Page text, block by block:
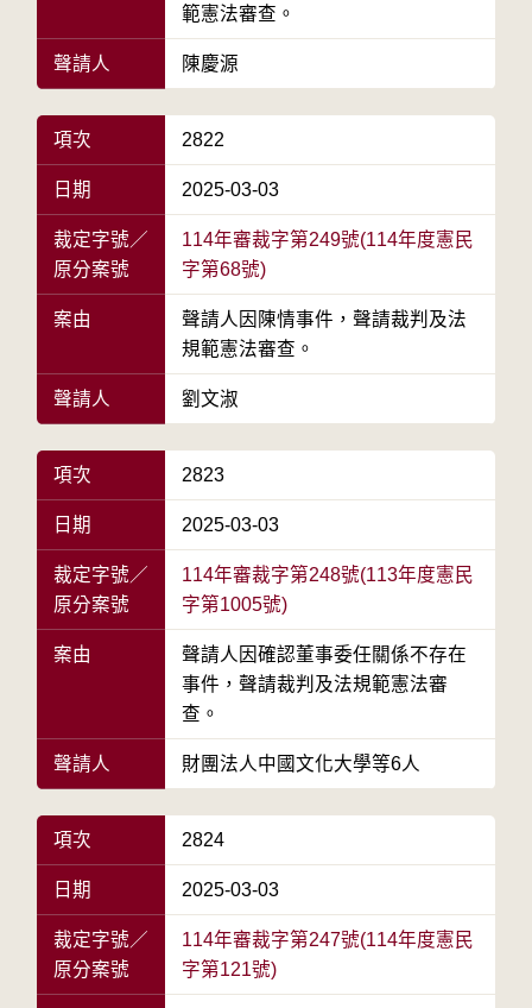
範憲法審查。
聲請人 陳慶源
項次 2822
日期 2025-03-03
裁定字號／
原分案號
114年審裁字第249號(114年度憲民
字第68號)
案由
聲請人因陳情事件，聲請裁判及法
規範憲法審查。
聲請人 劉文淑
項次 2823
日期 2025-03-03
裁定字號／
原分案號
114年審裁字第248號(113年度憲民
字第1005號)
案由
聲請人因確認董事委任關係不存在
事件，聲請裁判及法規範憲法審
查。
聲請人 財團法人中國文化大學等6人
項次 2824
日期 2025-03-03
裁定字號／
原分案號
114年審裁字第247號(114年度憲民
字第121號)